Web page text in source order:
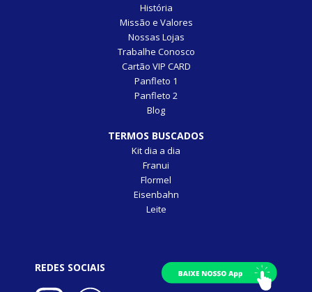
História
Missão e Valores
Nossas Lojas
Trabalhe Conosco
Cartão VIP CARD
Panfleto 1
Panfleto 2
Blog
TERMOS BUSCADOS
Kit dia a dia
Franui
Flormel
Eisenbahn
Leite
REDES SOCIAIS